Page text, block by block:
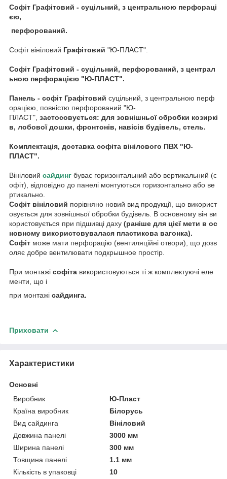
Софіт Графітовий - суцільний, з центральною перфораці
єю,
перфорований.
Софіт вініловий Графітовий "Ю-ПЛАСТ".
Софіт Графітовий - суцільний, перфорований, з централ
ьною перфорацією "Ю-ПЛАСТ".
Панель - софіт Графітовий суцільний, з центральною перф
орацією, повністю перфорований "Ю-
ПЛАСТ", застосовується: для зовнішньої обробки козиркі
в, лобової дошки, фронтонів, навісів будівель, стель.
Комплектація, доставка софіта вінілового ПВХ "Ю-
ПЛАСТ".
Вініловий сайдинг буває горизонтальний або вертикальний (с
офіт), відповідно до панелі монтуються горизонтально або ве
ртикально.
Софіт вініловий порівняно новий вид продукції, що використ
овується для зовнішньої обробки будівель. В основному він ви
користовується при підшивці даху (раніше для цієї мети в ос
новному використовувалася пластикова вагонка).
Софіт може мати перфорацію (вентиляційні отвори), що дозв
оляє добре вентилювати подкрышное простір.
При монтажі софіта використовуються ті ж комплектуючі еле
менти, що і
при монтажі сайдинга.
Приховати
Характеристики
Основні
Виробник
Ю-Пласт
Країна виробник
Білорусь
Вид сайдинга
Вініловий
Довжина панелі
3000 мм
Ширина панелі
300 мм
Товщина панелі
1.1 мм
Кількість в упаковці
10